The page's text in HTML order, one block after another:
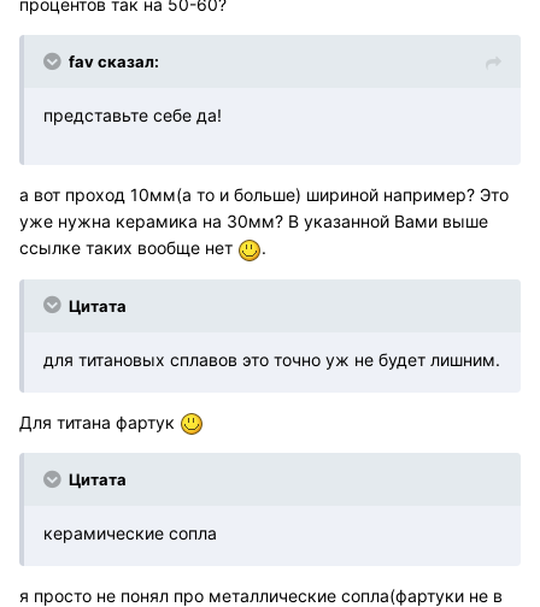
процентов так на 50-60?
fav сказал:
представьте себе да!
а вот проход 10мм(а то и больше) шириной например? Это
уже нужна керамика на 30мм? В указанной Вами выше
ссылке таких вообще нет
.
Цитата
для титановых сплавов это точно уж не будет лишним.
Для титана фартук
Цитата
керамические сопла
я просто не понял про металлические сопла(фартуки не в